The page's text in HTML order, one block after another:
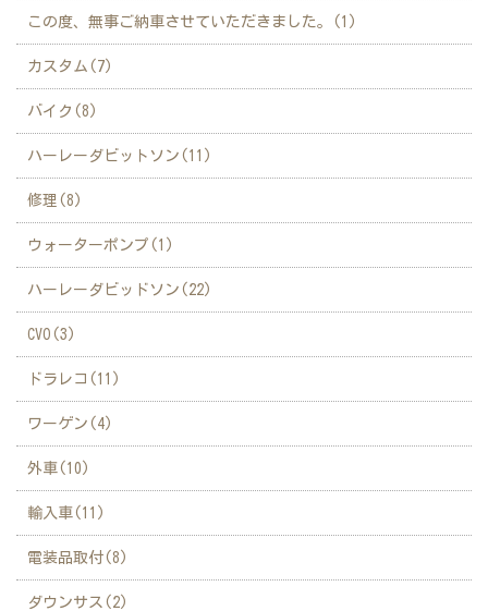
この度、無事ご納車させていただきました。(1)
カスタム(7)
バイク(8)
ハーレーダビットソン(11)
修理(8)
ウォーターポンプ(1)
ハーレーダビッドソン(22)
CVO(3)
ドラレコ(11)
ワーゲン(4)
外車(10)
輸入車(11)
電装品取付(8)
ダウンサス(2)